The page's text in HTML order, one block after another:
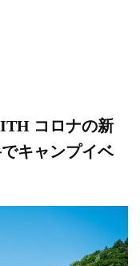
コロナの新
キャンプイベ